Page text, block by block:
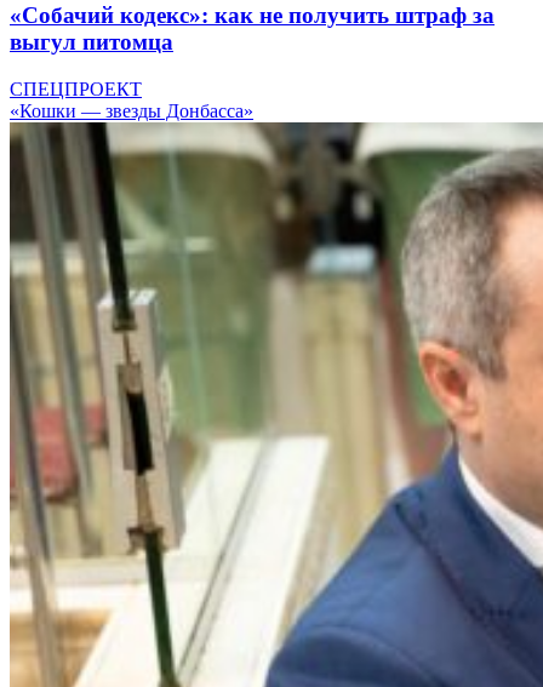
«Собачий кодекс»: как не получить штраф за
выгул питомца
СПЕЦПРОЕКТ
«Кошки — звезды Донбасса»